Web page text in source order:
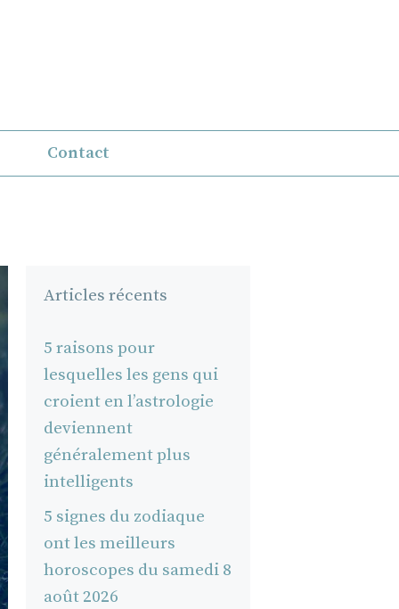
Contact
Articles récents
5 raisons pour
lesquelles les gens qui
croient en l’astrologie
deviennent
généralement plus
intelligents
5 signes du zodiaque
ont les meilleurs
horoscopes du samedi 8
août 2026